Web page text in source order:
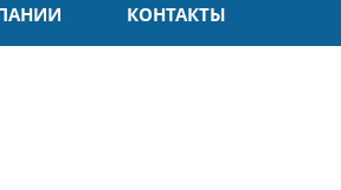
КОНТАКТЫ